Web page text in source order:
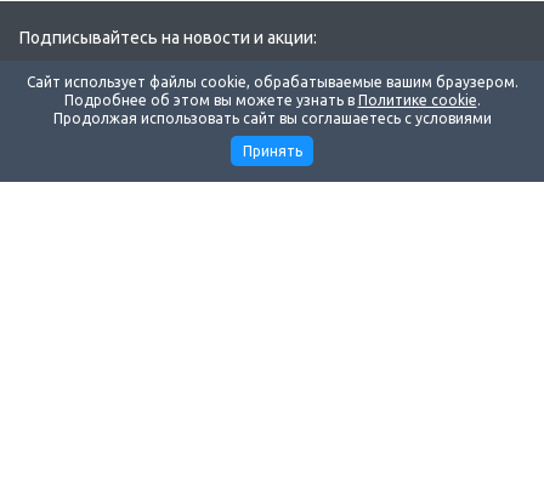
Подписывайтесь на новости и акции:
Компания
Сайт использует файлы cookie, обрабатываемые вашим браузером.
Подробнее об этом вы можете узнать в Политике cookie.
Продолжая использовать сайт вы соглашаетесь с условиями
Принять